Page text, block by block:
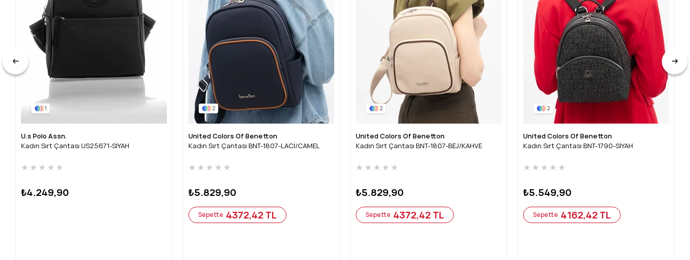
1
U.s Polo Assn.
Kadın Sırt Çantası US25671-SİYAH
★ ★ ★ ★ ★
₺4.249,90
2
United Colors Of Benetton
Kadın Sırt Çantası BNT-1807-LACİ/CAMEL
★ ★ ★ ★ ★
₺5.829,90
Sepette 4372,42 TL
2
United Colors Of Benetton
Kadın Sırt Çantası BNT-1807-BEJ/KAHVE
★ ★ ★ ★ ★
₺5.829,90
Sepette 4372,42 TL
2
United Colors Of Benetton
Kadın Sırt Çantası BNT-1790-SİYAH
★ ★ ★ ★ ★
₺5.549,90
Sepette 4162,42 TL